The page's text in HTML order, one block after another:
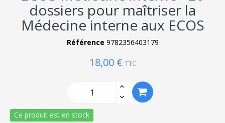
dossiers pour maîtriser la
Médecine interne aux ECOS
Référence 9782356403179
18,00 € TTC
Ce produit est en stock